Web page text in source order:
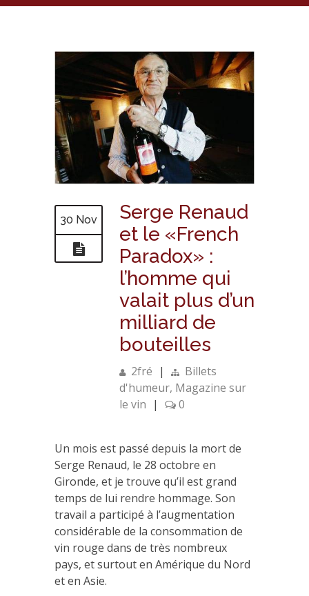
30 Nov
Serge Renaud
et le «French
Paradox» :
l’homme qui
valait plus d’un
milliard de
bouteilles
2fré |
Billets
d'humeur, Magazine sur
le vin | 0
Un mois est passé depuis la mort de
Serge Renaud, le 28 octobre en
Gironde, et je trouve qu’il est grand
temps de lui rendre hommage. Son
travail a participé à l’augmentation
considérable de la consommation de
vin rouge dans de très nombreux
pays, et surtout en Amérique du Nord
et en Asie.